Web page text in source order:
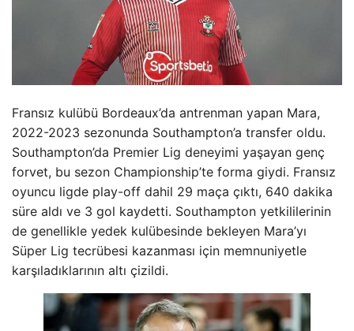
Fransız kulübü Bordeaux’da antrenman yapan Mara,
2022-2023 sezonunda Southampton’a transfer oldu.
Southampton’da Premier Lig deneyimi yaşayan genç
forvet, bu sezon Championship’te forma giydi. Fransız
oyuncu ligde play-off dahil 29 maça çıktı, 640 dakika
süre aldı ve 3 gol kaydetti. Southampton yetkililerinin
de genellikle yedek kulübesinde bekleyen Mara’yı
Süper Lig tecrübesi kazanması için memnuniyetle
karşıladıklarının altı çizildi.